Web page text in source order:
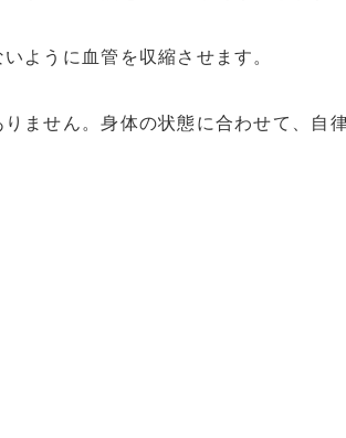
ように血管を収縮させます。
ません。身体の状態に合わせて、自